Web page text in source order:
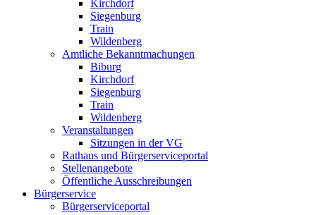
Kirchdorf
Siegenburg
Train
Wildenberg
Amtliche Bekanntmachungen
Biburg
Kirchdorf
Siegenburg
Train
Wildenberg
Veranstaltungen
Sitzungen in der VG
Rathaus und Bürgerserviceportal
Stellenangebote
Öffentliche Ausschreibungen
Bürgerservice
Bürgerserviceportal